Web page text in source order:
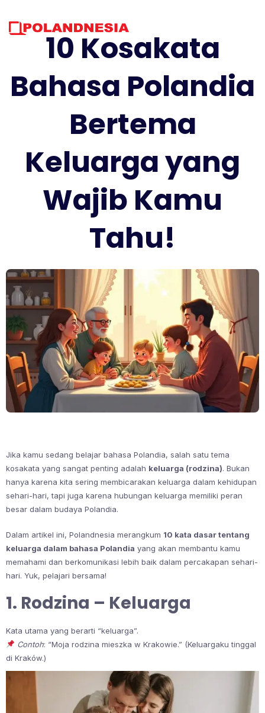
content
10 Kosakata
Bahasa Polandia
Bertema
Keluarga yang
Wajib Kamu
Tahu!
Jika kamu sedang belajar bahasa Polandia, salah satu tema
kosakata yang sangat penting adalah keluarga (rodzina). Bukan
hanya karena kita sering membicarakan keluarga dalam kehidupan
sehari-hari, tapi juga karena hubungan keluarga memiliki peran
besar dalam budaya Polandia.
Dalam artikel ini, Polandnesia merangkum 10 kata dasar tentang
keluarga dalam bahasa Polandia yang akan membantu kamu
memahami dan berkomunikasi lebih baik dalam percakapan sehari-
hari. Yuk, pelajari bersama!
1. Rodzina – Keluarga
Kata utama yang berarti “keluarga”.
Contoh: “Moja rodzina mieszka w Krakowie.” (Keluargaku tinggal
di Kraków.)